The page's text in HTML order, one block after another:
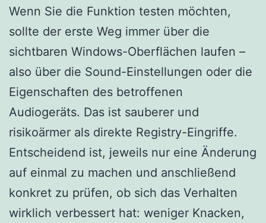
Wenn Sie die Funktion testen möchten,
sollte der erste Weg immer über die
sichtbaren Windows-Oberflächen laufen –
also über die Sound-Einstellungen oder die
Eigenschaften des betroffenen
Audiogeräts. Das ist sauberer und
risikoärmer als direkte Registry-Eingriffe.
Entscheidend ist, jeweils nur eine Änderung
auf einmal zu machen und anschließend
konkret zu prüfen, ob sich das Verhalten
wirklich verbessert hat: weniger Knacken,